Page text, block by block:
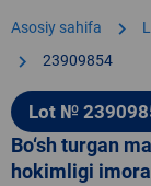
Asosiy sahifa chevron_right
chevron_right 23909854
Lot №
Bo‘sh turgan
hokimligi